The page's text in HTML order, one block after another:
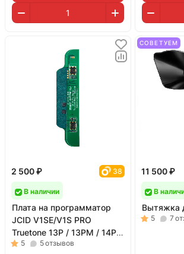
2 500 ₽ 38
В наличии
Плата на программатор
JCID V1SE/V1S PRO
Truetone 13P / 13PM / 14P /
14PM / 15P / 15PM
5 5отзывов
СОВЕТУЕМ
11 500 ₽
В
Вытяжка
5 7